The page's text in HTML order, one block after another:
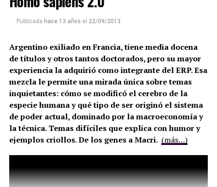
Publicada hace 13 años el 22/09/2013
Argentino exiliado en Francia, tiene media docena
de títulos y otros tantos doctorados, pero su mayor
experiencia la adquirió como integrante del ERP. Esa
mezcla le permite una mirada única sobre temas
inquietantes: cómo se modificó el cerebro de la
especie humana y qué tipo de ser originó el sistema
de poder actual, dominado por la macroeconomía y
la técnica. Temas difíciles que explica con humor y
ejemplos criollos. De los genes a Macri. (más…)